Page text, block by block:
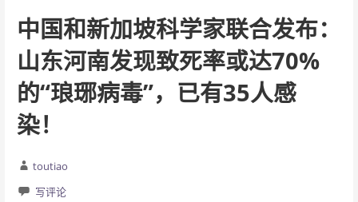
中国和新加坡科学家联合发布：
山东河南发现致死率或达70%
的“琅琊病毒”，已有35人感
染！
toutiao
写评论